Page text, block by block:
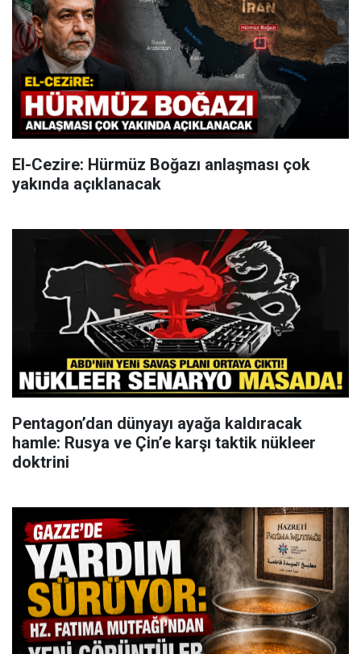
El-Cezire: Hürmüz Boğazı anlaşması çok
yakında açıklanacak
Pentagon’dan dünyayı ayağa kaldıracak
hamle: Rusya ve Çin’e karşı taktik nükleer
doktrini